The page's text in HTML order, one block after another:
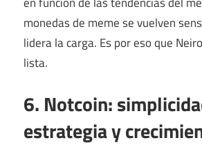
monedas de meme se vuelven
lidera la carga. Es por eso que
lista.
6. Notcoin:
estrategia y